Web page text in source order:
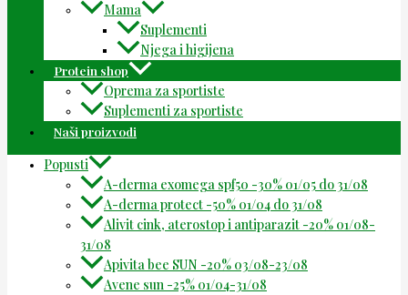
Mama
Suplementi
Njega i higijena
Protein shop
Oprema za sportiste
Suplementi za sportiste
Naši proizvodi
Popusti
A-derma exomega spf50 -30% 01/05 do 31/08
A-derma protect -50% 01/04 do 31/08
Alivit cink, aterostop i antiparazit -20% 01/08-
31/08
Apivita bee SUN -20% 03/08-23/08
Avene sun -25% 01/04-31/08